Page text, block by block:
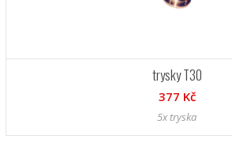
trysky T30
377 Kč
5x tryska